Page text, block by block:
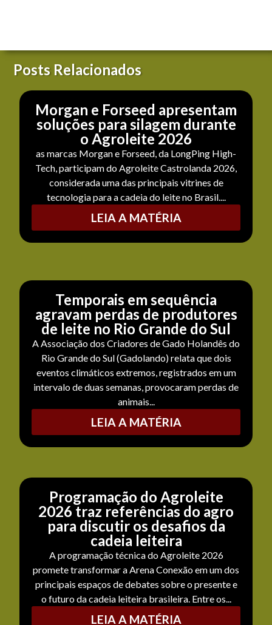
Posts Relacionados
Morgan e Forseed apresentam
soluções para silagem durante
o Agroleite 2026
as marcas Morgan e Forseed, da LongPing High-
Tech, participam do Agroleite Castrolanda 2026,
considerada uma das principais vitrines de
tecnologia para a cadeia do leite no Brasil....
LEIA A MATÉRIA
Temporais em sequência
agravam perdas de produtores
de leite no Rio Grande do Sul
A Associação dos Criadores de Gado Holandês do
Rio Grande do Sul (Gadolando) relata que dois
eventos climáticos extremos, registrados em um
intervalo de duas semanas, provocaram perdas de
animais...
LEIA A MATÉRIA
Programação do Agroleite
2026 traz referências do agro
para discutir os desafios da
cadeia leiteira
A programação técnica do Agroleite 2026
promete transformar a Arena Conexão em um dos
principais espaços de debates sobre o presente e
o futuro da cadeia leiteira brasileira. Entre os...
LEIA A MATÉRIA